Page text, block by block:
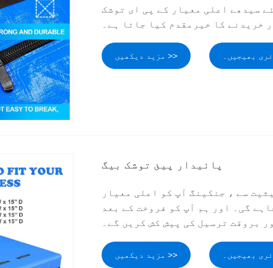
سیدھے اعلی معیار کے پی ای توشک
خریدنے کا خیرمقدم کیا جاتا ہے۔
مزید دیکھیں >>
پائیدار پیئ توشک بیگ
سے ، جنکینگ آپ کو اعلی معیار
گی۔ اور ہم آپ کو فروخت کے بعد
بروقت ترسیل کی پیش کش کریں گے۔
مزید دیکھیں >>